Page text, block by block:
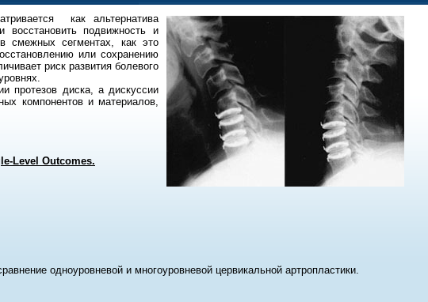
как альтернатива
восстановить подвижность и
смежных сегментах, как это
или сохранению
риск развития болевого
протезов диска, а дискуссии
компонентов и материалов,
Level Outcomes.
одноуровневой и многоуровневой цервикальной артропластики.